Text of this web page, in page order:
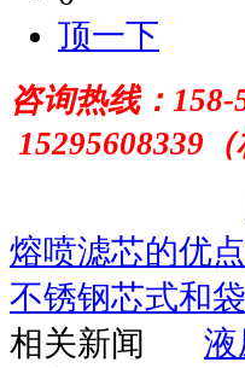
顶一下
咨询热线： 158-
15295608339（
熔喷滤芯的优
不锈钢芯式和
相关新闻
液